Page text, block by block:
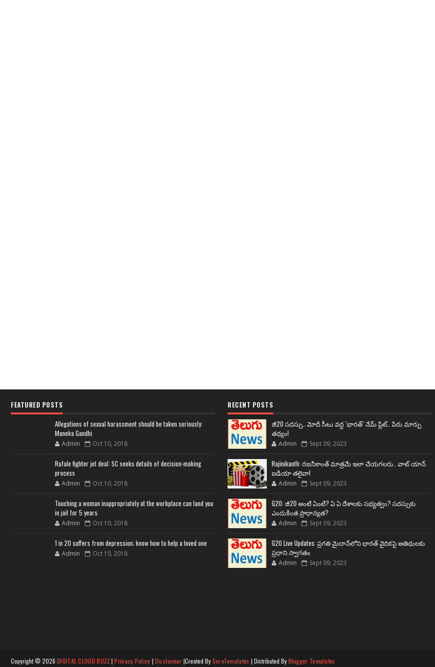
FEATURED POSTS
Allegations of sexual harassment should be taken seriously:
Maneka Gandhi
Admin Oct 10, 2018
Rafale fighter jet deal: SC seeks details of decision-making
process
Admin Oct 10, 2018
Touching a woman inappropriately at the workplace can land you
in jail for 5 years
Admin Oct 10, 2018
1 in 20 suffers from depression; know how to help a loved one
Admin Oct 10, 2018
RECENT POSTS
జీ20 సదస్సు.. మోదీ సీటు వద్ద ‘భారత్’ నేమ్ ప్లేట్‌.. పేరు మార్పు
తథ్యం!
Admin Sept 09, 2023
Rajinikanth: రజనీకాంత్ మాత్రమే ఇలా చేయగలరు.. వాట్ యాన్
ఐడియా తలైవా!
Admin Sept 09, 2023
G20: జీ20 అంటే ఏంటి? ఏ ఏ దేశాలకు సభ్యత్వం? సదస్సుకు
ఎందుకింత ప్రాధాన్యత?
Admin Sept 09, 2023
G20 Live Updates: ప్రగతి మైదాన్‌లోని భారత్ వైదికపై అతిథులకు
ప్రధాని స్వాగతం
Admin Sept 09, 2023
Copyright © 2026 DIGITAL CLOUD BUZZ|Privacy Policy | Disclaimer |Created BySoraTemplates | Distributed ByBlogger Templates